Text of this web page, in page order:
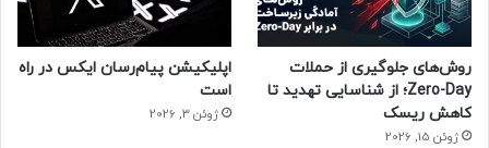
روش‌های جلوگیری از حملات
Zero-Day؛ از شناسایی تهدید تا
کاهش ریسک
ژوئن 15, 2026
اپلیکیشن پیام‌رسان ایکس در راه
است
ژوئن 3, 2026